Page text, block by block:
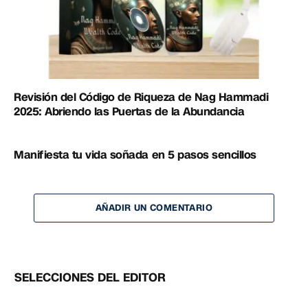
Revisión del Código de Riqueza de Nag Hammadi
2025: Abriendo las Puertas de la Abundancia
Manifiesta tu vida soñada en 5 pasos sencillos
AÑADIR UN COMENTARIO
SELECCIONES DEL EDITOR